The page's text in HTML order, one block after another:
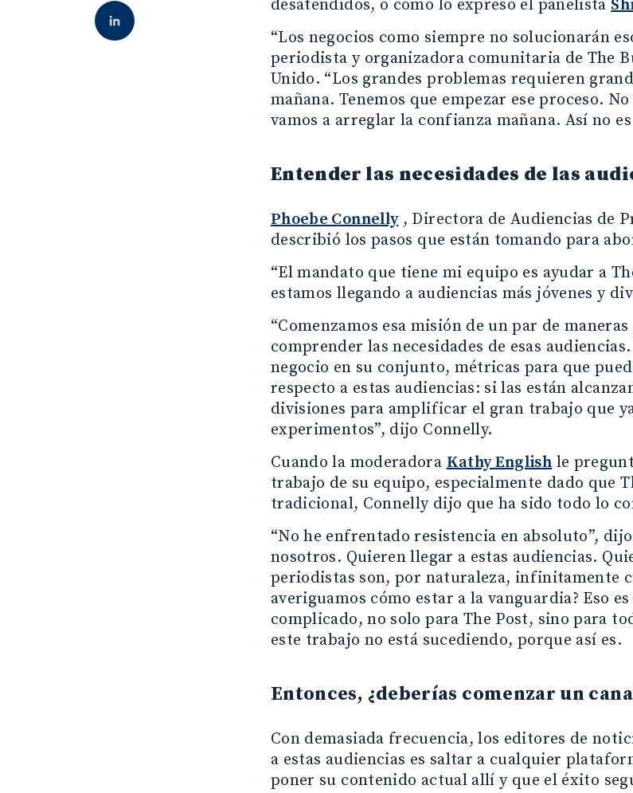
desatendidos, o como lo expresó el panelista
“Los negocios como siempre no solucionarán
periodista y organizadora comunitaria de The
Unido. “Los grandes problemas requieren
mañana. Tenemos que empezar ese proceso.
vamos a arreglar la confianza mañana. Así no
Entender las necesidades de las
Phoebe Connelly, Directora de Audiencias de
describió los pasos que están tomando para
“El mandato que tiene mi equipo es ayudar a
estamos llegando a audiencias más jóvenes y
“Comenzamos esa misión de un par de
comprender las necesidades de esas
negocio en su conjunto, métricas para que
respecto a estas audiencias: si las están
divisiones para amplificar el gran trabajo que
experimentos”, dijo Connelly.
Cuando la moderadoraKathy Englishle
trabajo de su equipo, especialmente dado que
tradicional, Connelly dijo que ha sido todo lo
“No he enfrentado resistencia en absoluto”,
nosotros. Quieren llegar a estas audiencias.
periodistas son, por naturaleza, infinitamente
averiguamos cómo estar a la vanguardia? Eso
complicado, no solo para The Post, sino para
este trabajo no está sucediendo, porque así es.
Entonces, ¿deberías comenzar un
Con demasiada frecuencia, los editores de
a estas audiencias es saltar a cualquier
poner su contenido actual allí y que el éxito